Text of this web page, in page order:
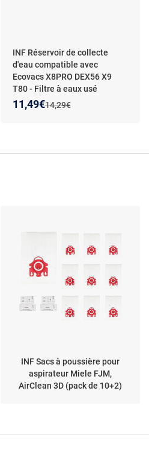
INF Réservoir de collecte
d'eau compatible avec
Ecovacs X8PRO DEX56 X9
T80 - Filtre à eaux usé
Ancien prix :
14,29€
Nouveau prix :
11,49€
Réduction de :
INF Sacs à poussière pour
aspirateur Miele FJM,
AirClean 3D (pack de 10+2)